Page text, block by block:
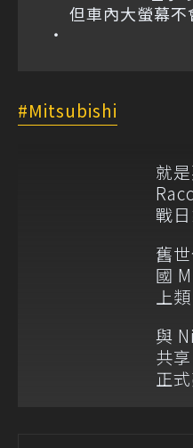
但車內大螢幕不
Mitsubishi
就
戰
舊
國
上
與
共
正